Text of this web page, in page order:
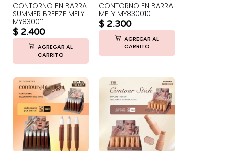
CONTORNO EN BARRA
SUMMER BREEZE MELY
MY830011
$ 2.400
AGREGAR AL
CARRITO
CONTORNO EN BARRA
MELY MY830010
$ 2.300
AGREGAR AL
CARRITO